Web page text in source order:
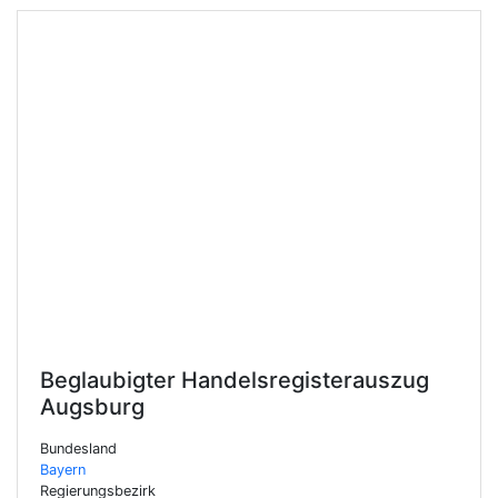
Beglaubigter Handelsregisterauszug
Augsburg
Bundesland
Bayern
Regierungsbezirk